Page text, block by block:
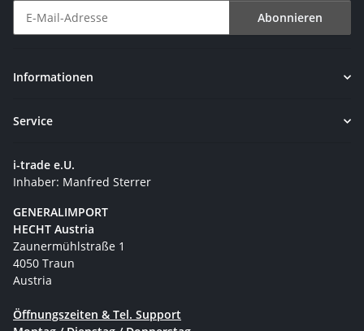
Abonnieren
Informationen
Service
i-trade e.U.
Inhaber: Manfred Sterrer
GENERALIMPORT
HECHT Austria
Zaunermühlstraße 1
4050 Traun
Austria
Öffnungszeiten & Tel. Support